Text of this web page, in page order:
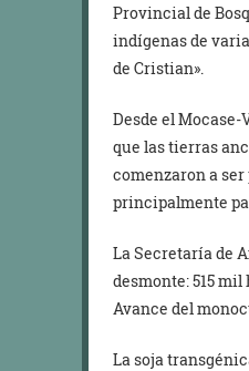
Provincial de
indígenas de
de Cristian».
Desde el
que las tierras
comenzaron a
principalmente
La Secretaría de
desmonte: 515 mil
Avance del
La soja